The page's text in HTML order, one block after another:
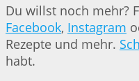
Du willst noch mehr?
Facebook, Instagram
Rezepte und mehr.
habt.